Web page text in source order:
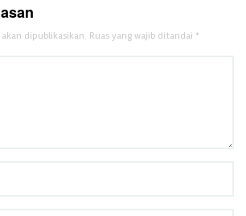
dipublikasikan. Ruas yang wajib ditandai *